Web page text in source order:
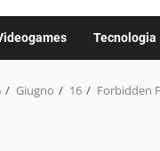
Tecnologia
Giugno 16 Forbidden